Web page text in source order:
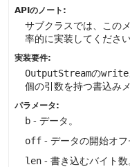
APIのノート:
サブクラスでは、この
率的に実装してください
実装要件:
OutputStreamのwrite
個の引数を持つ書込み
パラメータ:
b - データ。
off - データの開始オフ
len - 書き込むバイト数